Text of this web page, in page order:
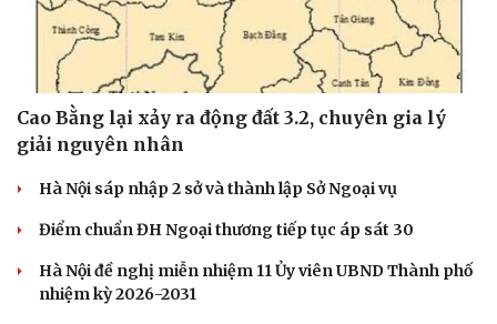
Di sản
Cao Bằng lại xảy ra động đất 3.2, chuyên gia lý
giải nguyên nhân
Hà Nội sáp nhập 2 sở và thành lập Sở Ngoại vụ
Điểm chuẩn ĐH Ngoại thương tiếp tục áp sát 30
Hà Nội đề nghị miễn nhiệm 11 Ủy viên UBND Thành phố
nhiệm kỳ 2026-2031